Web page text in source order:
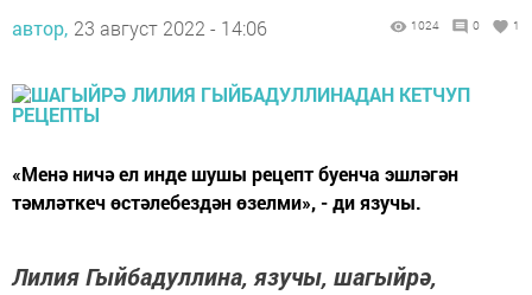
автор, 23 август 2022 - 14:06 1024 0 1
«Менә ничә ел инде шушы рецепт буенча эшләгән
тәмләткеч өстәлебездән өзелми», - ди язучы.
Лилия Гыйбадуллина, язучы, шагыйрә,